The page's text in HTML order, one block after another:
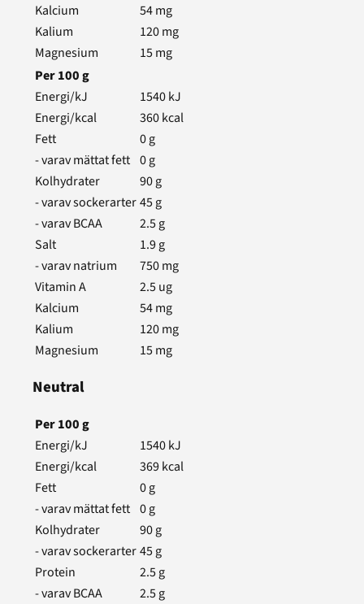
Kalcium
54mg
Kalium
120mg
Magnesium
15mg
Per100g
Energi/kJ
1540kJ
Energi/kcal
360kcal
Fett
0g
- varav mättat fett 0g
Kolhydrater
90g
- varav sockerarter45g
- varav BCAA
2.5g
Salt
1.9g
- varav natrium
750mg
Vitamin A
2.5ug
Kalcium
54mg
Kalium
120mg
Magnesium
15mg
Neutral
Per100g
Energi/kJ
1540kJ
Energi/kcal
369kcal
Fett
0g
- varav mättat fett 0g
Kolhydrater
90g
- varav sockerarter45g
Protein
2.5g
- varav BCAA
2.5g